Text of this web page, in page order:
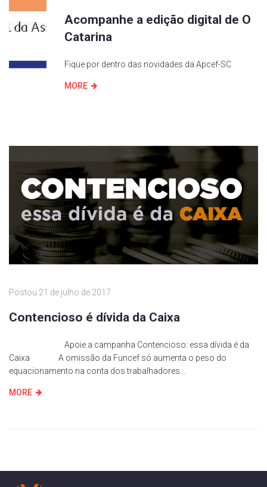
Acompanhe a edição digital de O
Catarina
Fique por dentro das novidades da Apcef-SC
MORE
Postou 21 de julho de 2017
Contencioso é dívida da Caixa
Apoie a campanha Contencioso: essa dívida é da
Caixa A omissão da Funcef só aumenta o peso do
equacionamento na conta dos trabalhadores...
MORE